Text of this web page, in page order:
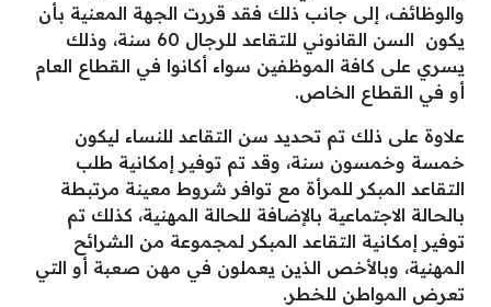
والوظائف، إلى جانب ذلك فقد قررت الجهة المعنية بأن
يكون السن القانوني للتقاعد للرجال 60 سنة، وذلك
يسري على كافة الموظفين سواء أكانوا في القطاع العام
أو في القطاع الخاص.
علاوة على ذلك تم تحديد سن التقاعد للنساء ليكون
خمسة وخمسون سنة، وقد تم توفير إمكانية طلب
التقاعد المبكر للمرأة مع توافر شروط معينة مرتبطة
بالحالة الاجتماعية بالإضافة للحالة المهنية، كذلك تم
توفير إمكانية التقاعد المبكر لمجموعة من الشرائح
المهنية، وبالأخص الذين يعملون في مهن صعبة أو التي
تعرض المواطن للخطر.